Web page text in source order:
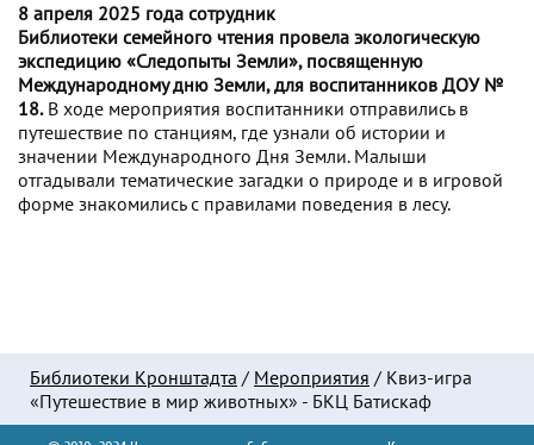
8 апреля 2025 года сотрудник
Библиотеки семейного чтения провела экологическую
экспедицию «Следопыты Земли», посвященную
Международному дню Земли, для воспитанников ДОУ №
18.В ходе мероприятия воспитанники отправились в
путешествие по станциям, где узнали об истории и
значении Международного Дня Земли. Малыши
отгадывали тематические загадки о природе и в игровой
форме знакомились с правилами поведения в лесу.
Библиотеки Кронштадта / Мероприятия / Квиз-игра
«Путешествие в мир животных» - БКЦ Батискаф